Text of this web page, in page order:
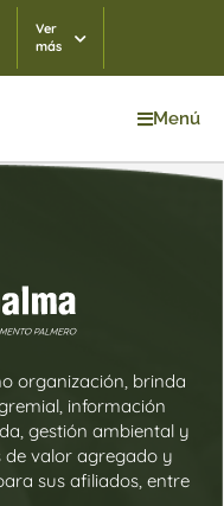
TRM 06/08/2026
Ver
más
Menú
organización, brinda
información
gestión ambiental y
valor agregado y
sus afiliados, entre